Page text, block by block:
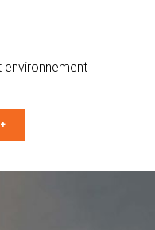
environnement